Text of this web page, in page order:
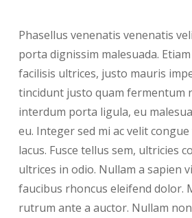
Phasellus venenatis venenatis
porta dignissim malesuada.
facilisis ultrices, justo mauris
tincidunt justo quam fermentum
interdum porta ligula, eu
eu. Integer sed mi ac velit
lacus. Fusce tellus sem, ultricies
ultrices in odio. Nullam a sapien
faucibus rhoncus eleifend dolor.
rutrum ante a auctor. Nullam